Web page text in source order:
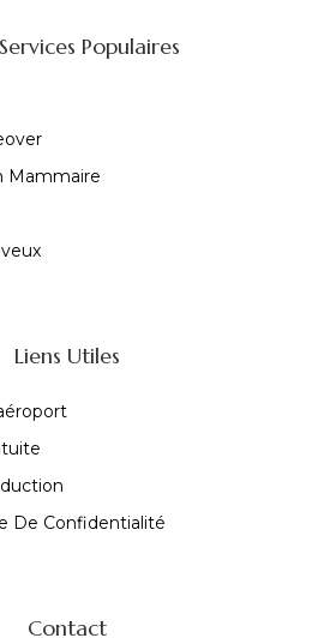
Populaires
Mammaire
Liens Utiles
De Confidentialité
Contact